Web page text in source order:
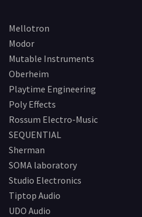
Mellotron
Modor
Mutable Instruments
Oberheim
Playtime Engineering
Poly Effects
Rossum Electro-Music
SEQUENTIAL
Sherman
SOMA laboratory
Studio Electronics
Tiptop Audio
UDO Audio